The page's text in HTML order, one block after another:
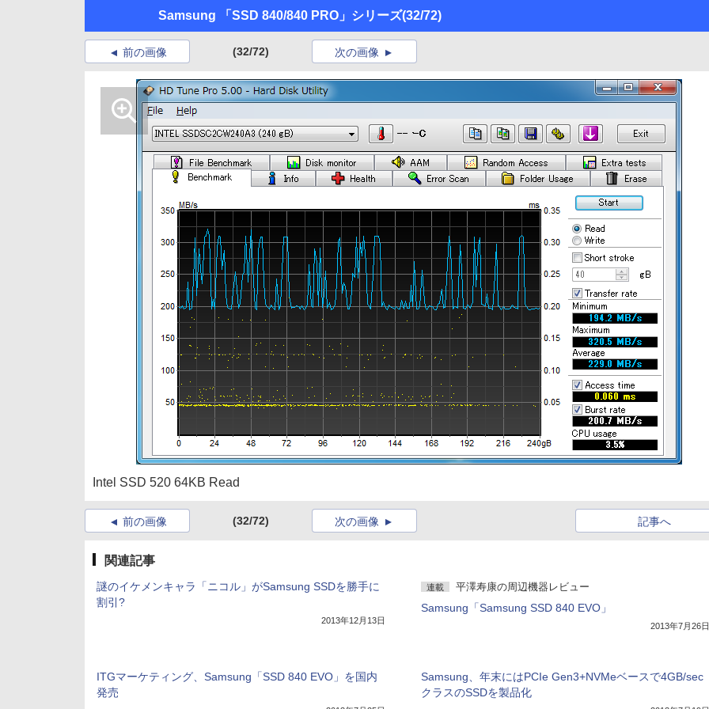
Samsung 「SSD 840/840 PRO」シリーズ(32/72)
前の画像 (32/72) 次の画像
Intel SSD 520 64KB Read
前の画像 (32/72) 記事へ
次の画像
関連記事
謎のイケメンキャラ「ニコル」がSamsung SSDを勝手に
割引?
2013年12月13日
連載 平澤寿康の周辺機器レビュー
Samsung「Samsung SSD 840 EVO」
2013年7月26日
ITGマーケティング、Samsung「SSD 840 EVO」を国内
発売
Samsung、年末にはPCIe Gen3+NVMeベースで4GB/sec
クラスのSSDを製品化